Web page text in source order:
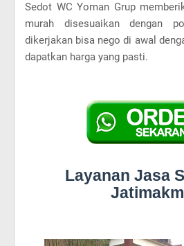
Sedot WC Yoman Grup
murah disesuaikan dengan
dikerjakan bisa nego di awal
dapatkan harga yang pasti.
Layanan Jasa